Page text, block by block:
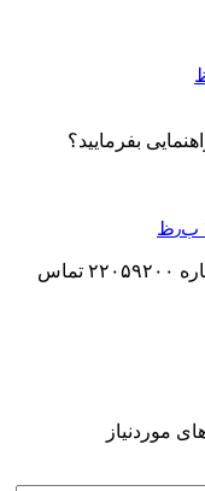
بفرمایید؟
سلام وقت بخیر لطفا با شماره ۲۲۰۵۹۲۰۰ تماس
موردنیاز